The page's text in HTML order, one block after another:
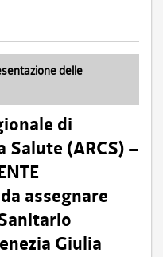
delle
di
(ARCS) –
assegnare
Giulia